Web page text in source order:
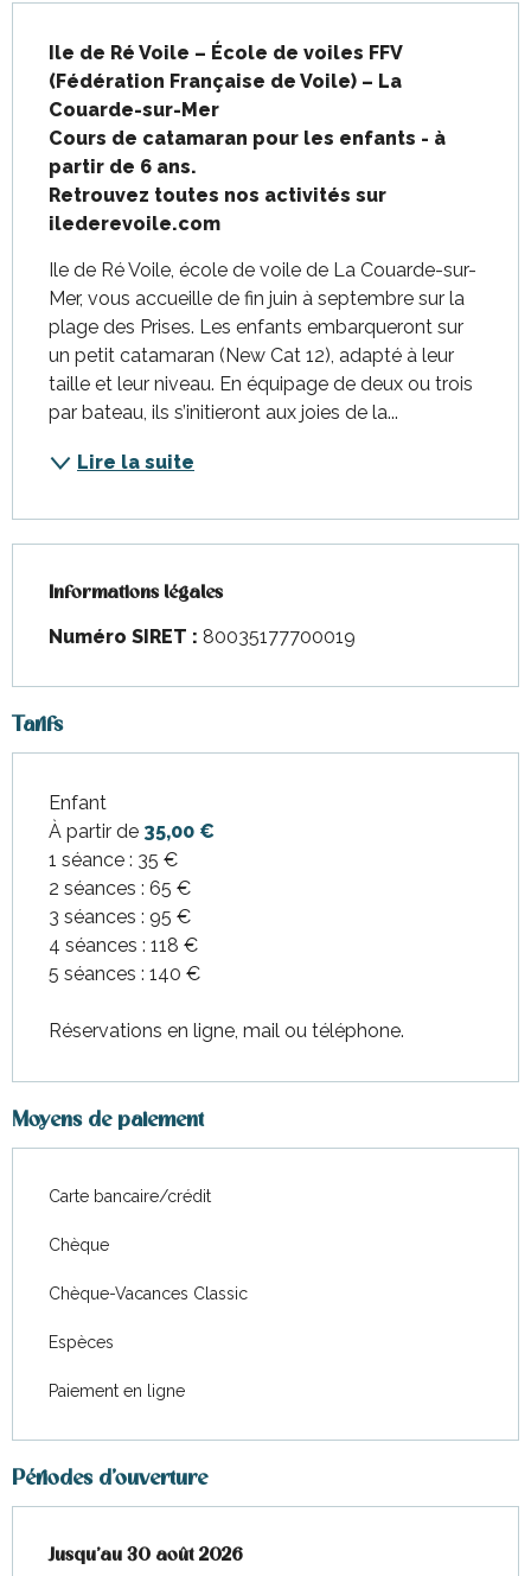
Ile de Ré Voile – École de voiles FFV
(Fédération Française de Voile) – La
Couarde-sur-Mer
Cours de catamaran pour les enfants - à
partir de 6 ans.
Retrouvez toutes nos activités sur
ilederevoile.com
Ile de Ré Voile, école de voile de La Couarde-sur-
Mer, vous accueille de fin juin à septembre sur la
plage des Prises. Les enfants embarqueront sur
un petit catamaran (New Cat 12), adapté à leur
taille et leur niveau. En équipage de deux ou trois
par bateau, ils s’initieront aux joies de la...
Lire la suite
Informations légales
Informations légales
Numéro SIRET : 80035177700019
Tarifs
Tarifs 2026
Enfant
À partir de 35,00 €
1 séance : 35 €
2 séances : 65 €
3 séances : 95 €
4 séances : 118 €
5 séances : 140 €
Réservations en ligne, mail ou téléphone.
Moyens de paiement
Carte bancaire/crédit
Chèque
Chèque-Vacances Classic
Espèces
Paiement en ligne
Périodes d'ouverture
Du22 juin 2026au30 août 2026
Jusqu'au 30 août 2026